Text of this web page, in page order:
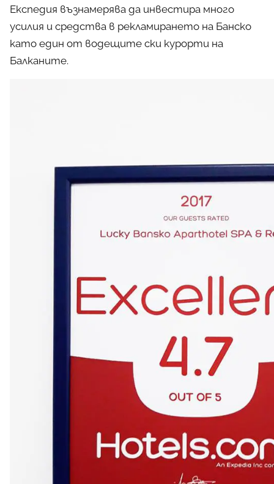
Експедия възнамерява да инвестира много
усилия и средства в рекламирането на Банско
като един от водещите ски курорти на
Балканите.